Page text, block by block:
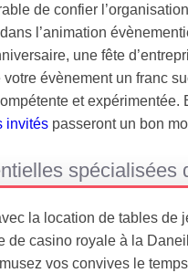
de confier
l’animation
une fête
évènement un franc
et
invitéspasseront un bon
spécialisées
la location de tables
casino royale à la
vos convives le temps